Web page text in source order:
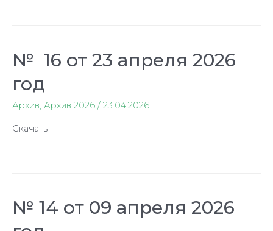
№ 16 от 23 апреля 2026
год
Архив, Архив 2026 / 23.04.2026
Скачать
№ 14 от 09 апреля 2026